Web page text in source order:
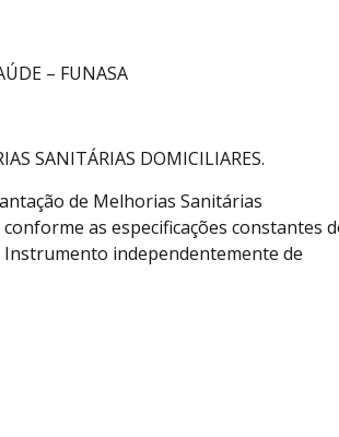
– FUNASA
SANITÁRIAS DOMICILIARES.
de Melhorias Sanitárias
as especificações constantes
independentemente de